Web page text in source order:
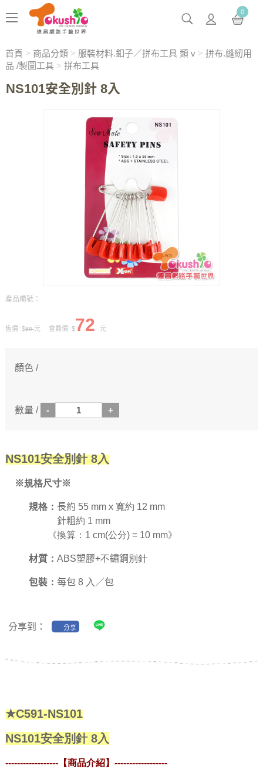
0
首頁 > 商品分類> 服裝材料.釦子／拼布工具 類 v> 拼布.縫紉用
品 /製圖工具> 拼布工具
NS101安全別針 8入
產品編號：
售價: $80元 會員價: $72 元
顏色 /
數量 /
NS101安全別針 8入
※規格尺寸※
規格： 長約 55 mmｘ寬約 12 mm
針粗約 1 mm
《換算：1 cm(公分) = 10 mm》
材質： ABS塑膠+不鏽鋼別針
包裝： 每包 8 入／包
分享到： 分享
★C591-NS101
NS101安全別針 8入
------------------【商品介紹】 ------------------